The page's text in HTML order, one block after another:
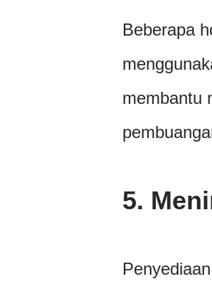
Beberapa
membantu
5.